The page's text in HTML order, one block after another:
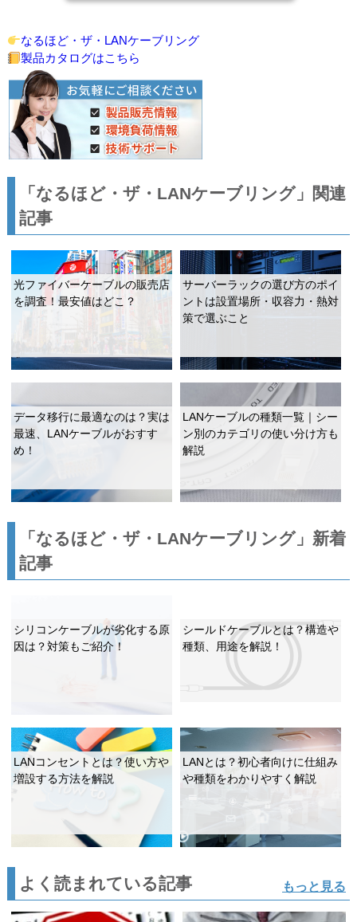
なるほど・ザ・LANケーブリング
製品カタログはこちら
「なるほど・ザ・LANケーブリング」関連
記事
光ファイバーケーブルの販売店
を調査！最安値はどこ？
サーバーラックの選び方のポイ
ントは設置場所・収容力・熱対
策で選ぶこと
データ移行に最適なのは？実は
最速、LANケーブルがおすす
め！
LANケーブルの種類一覧｜シー
ン別のカテゴリの使い分け方も
解説
「なるほど・ザ・LANケーブリング」新着
記事
シリコンケーブルが劣化する原
因は？対策もご紹介！
シールドケーブルとは？構造や
種類、用途を解説！
LANコンセントとは？使い方や
増設する方法を解説
LANとは？初心者向けに仕組み
や種類をわかりやすく解説
よく読まれている記事 もっと見る